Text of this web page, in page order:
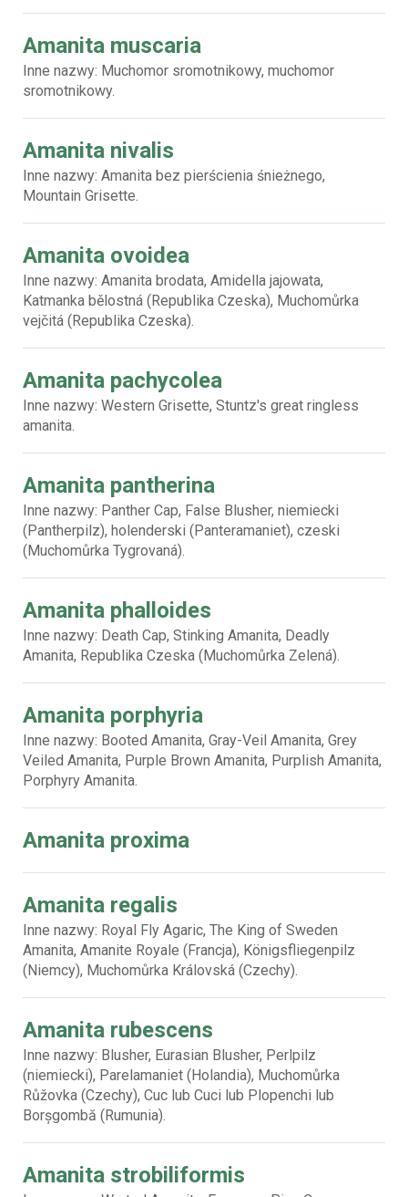
Amanita muscaria
Inne nazwy: Muchomor sromotnikowy, muchomor
sromotnikowy.
Amanita nivalis
Inne nazwy: Amanita bez pierścienia śnieżnego,
Mountain Grisette.
Amanita ovoidea
Inne nazwy: Amanita brodata, Amidella jajowata,
Katmanka bělostná (Republika Czeska), Muchomůrka
vejčitá (Republika Czeska).
Amanita pachycolea
Inne nazwy: Western Grisette, Stuntz's great ringless
amanita.
Amanita pantherina
Inne nazwy: Panther Cap, False Blusher, niemiecki
(Pantherpilz), holenderski (Panteramaniet), czeski
(Muchomůrka Tygrovaná).
Amanita phalloides
Inne nazwy: Death Cap, Stinking Amanita, Deadly
Amanita, Republika Czeska (Muchomůrka Zelená).
Amanita porphyria
Inne nazwy: Booted Amanita, Gray-Veil Amanita, Grey
Veiled Amanita, Purple Brown Amanita, Purplish Amanita,
Porphyry Amanita.
Amanita proxima
Amanita regalis
Inne nazwy: Royal Fly Agaric, The King of Sweden
Amanita, Amanite Royale (Francja), Königsfliegenpilz
(Niemcy), Muchomůrka Královská (Czechy).
Amanita rubescens
Inne nazwy: Blusher, Eurasian Blusher, Perlpilz
(niemiecki), Parelamaniet (Holandia), Muchomůrka
Růžovka (Czechy), Cuc lub Cuci lub Plopenchi lub
Borșgombă (Rumunia).
Amanita strobiliformis